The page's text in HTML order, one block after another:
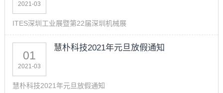
2021-03
ITES深圳工业展暨第22届深圳机械展
01
2021-03
慧朴科技2021年元旦放假通知
慧朴科技2021年元旦放假通知